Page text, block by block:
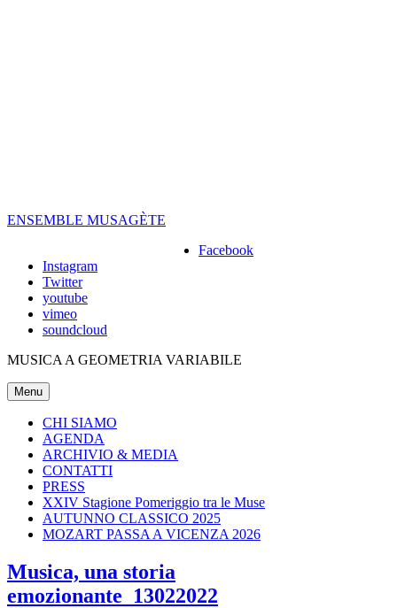
ENSEMBLE MUSAGÈTE
Facebook
Instagram
Twitter
youtube
vimeo
soundcloud
MUSICA A GEOMETRIA VARIABILE
Menu
CHI SIAMO
AGENDA
ARCHIVIO & MEDIA
CONTATTI
PRESS
XXIV Stagione Pomeriggio tra le Muse
AUTUNNO CLASSICO 2025
MOZART PASSA A VICENZA 2026
Musica, una storia
emozionante_13022022